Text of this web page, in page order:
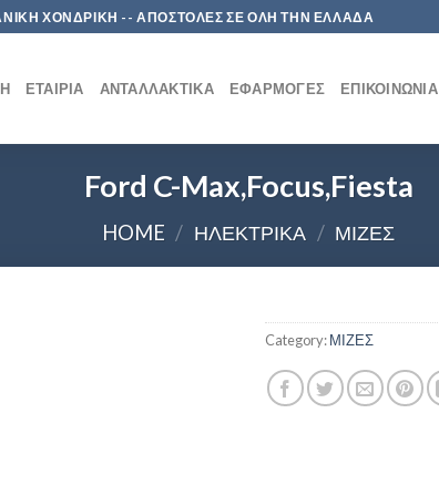
ΧΟΝΔΡΙΚΗ -- ΑΠΟΣΤΟΛΕΣ ΣΕ ΟΛΗ ΤΗΝ ΕΛΛΑΔΑ
ΕΤΑΙΡΊΑ ΑΝΤΑΛΛΑΚΤΙΚΆ ΕΦΑΡΜΟΓΈΣ ΕΠΙΚΟΙΝΩΝΊΑ
Ford C-Max,Focus,Fiesta
HOME / ΗΛΕΚΤΡΙΚΑ / ΜΙΖΕΣ
Category:ΜΙΖΕΣ